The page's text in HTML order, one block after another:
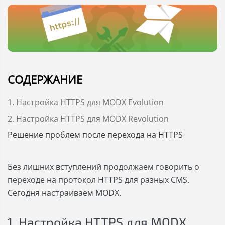
СОДЕРЖАНИЕ
1. Настройка HTTPS для MODX Evolution
2. Настройка HTTPS для MODX Revolution
Решение проблем после перехода на HTTPS
Без лишних вступлений продолжаем говорить о
переходе на протокол HTTPS для разных CMS.
Сегодня настраиваем MODX.